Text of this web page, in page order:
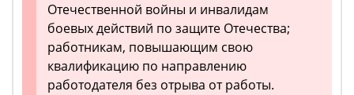
Отечественной войны и инвалидам
боевых действий по защите Отечества;
работникам, повышающим свою
квалификацию по направлению
работодателя без отрыва от работы.